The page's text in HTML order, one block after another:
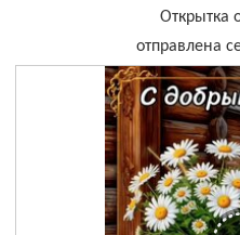
Открытка
отправлена